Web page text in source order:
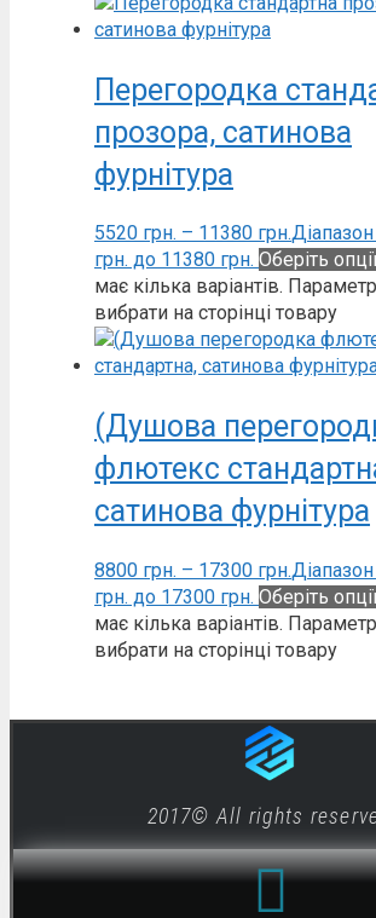
Перегородка
прозора, сатинова
фурнітура
5520 грн. – 11380 грн.
грн. до 11380 грн. Оберіть
має кілька варіантів.
вибрати на сторінці товару
(Душова
флютекс
сатинова фурнітура
8800 грн. – 17300 грн.
грн. до 17300 грн. Оберіть
має кілька варіантів.
вибрати на сторінці товару
2017© All rights